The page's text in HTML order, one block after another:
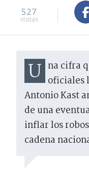
527
visitas
Una cifra que no cuadra con los datos oficiales
Antonio Kast
de una
inflar los
cadena